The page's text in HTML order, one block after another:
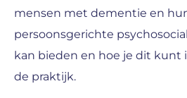
mensen met dementie en
persoonsgerichte
kan bieden en hoe je dit
de praktijk.